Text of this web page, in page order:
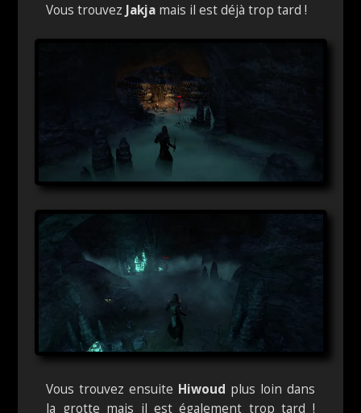
Vous trouvez Jakja mais il est déjà trop tard !
Vous trouvez ensuite Hiwoud plus loin dans
la grotte mais il est également trop tard !